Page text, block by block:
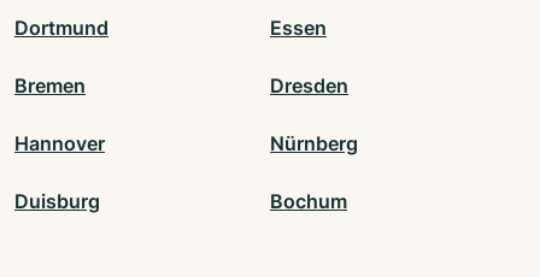
Dortmund Essen
Bremen Dresden
Hannover Nürnberg
Duisburg Bochum